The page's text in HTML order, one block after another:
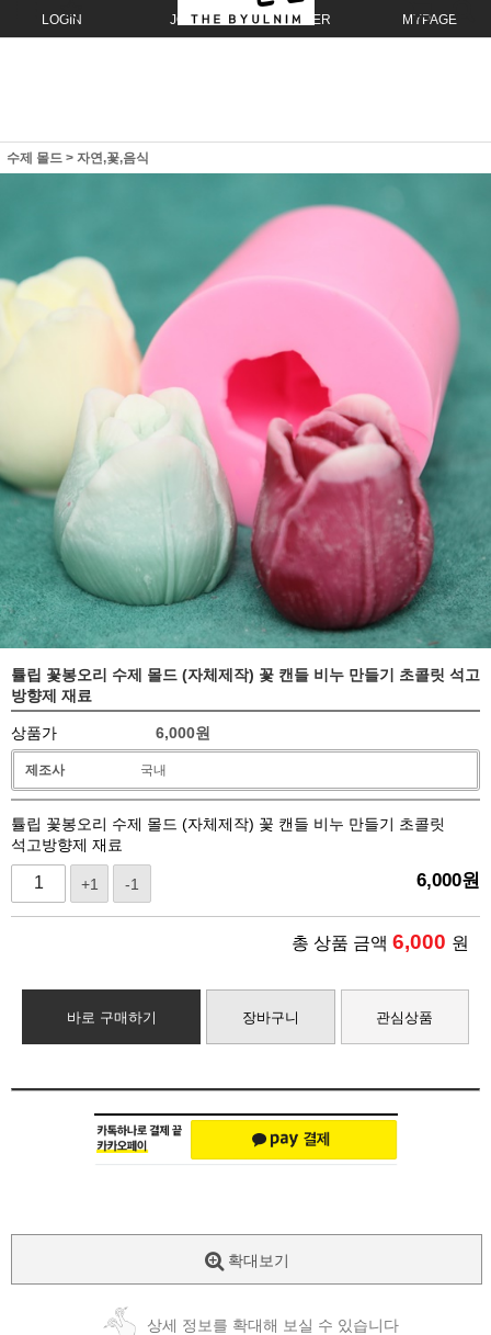
LOGIN JOIN ORDER MYPAGE
수제 몰드 > 자연,꽃,음식
튤립 꽃봉오리 수제 몰드 (자체제작) 꽃 캔들 비누 만들기 초콜릿 석고
방향제 재료
상품가 6,000원
제조사 국내
튤립 꽃봉오리 수제 몰드 (자체제작) 꽃 캔들 비누 만들기 초콜릿
석고방향제 재료
+1 -1 6,000원
총 상품 금액 6,000 원
바로 구매하기 장바구니 관심상품
확대보기
상세 정보를 확대해 보실 수 있습니다